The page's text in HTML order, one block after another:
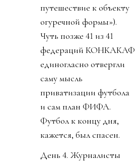
путешествие к объекту
огуречной формы»).
Чуть позже 41 из 41
федераций КОНКАКАФ
единогласно отвергли
саму мысль
приватизации футбола
и сам план ФИФА.
Футбол к концу дня,
кажется, был спасен.
День 4. Журналисты